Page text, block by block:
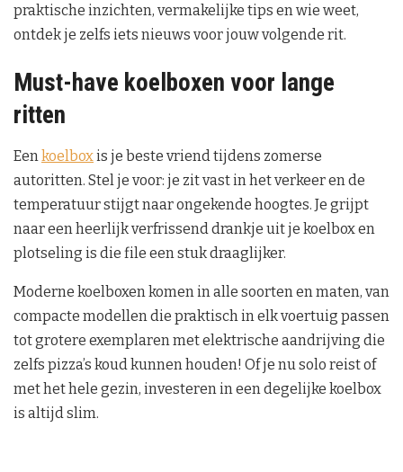
praktische inzichten, vermakelijke tips en wie weet,
ontdek je zelfs iets nieuws voor jouw volgende rit.
Must-have koelboxen voor lange
ritten
Eenkoelboxis je beste vriend tijdens zomerse
autoritten. Stel je voor: je zit vast in het verkeer en de
temperatuur stijgt naar ongekende hoogtes. Je grijpt
naar een heerlijk verfrissend drankje uit je koelbox en
plotseling is die file een stuk draaglijker.
Moderne koelboxen komen in alle soorten en maten, van
compacte modellen die praktisch in elk voertuig passen
tot grotere exemplaren met elektrische aandrijving die
zelfs pizza’s koud kunnen houden! Of je nu solo reist of
met het hele gezin, investeren in een degelijke koelbox
is altijd slim.